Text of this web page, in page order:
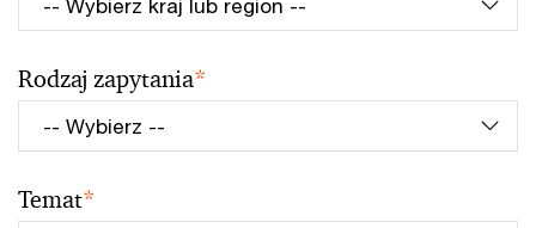
Rodzaj zapytania*
Temat*